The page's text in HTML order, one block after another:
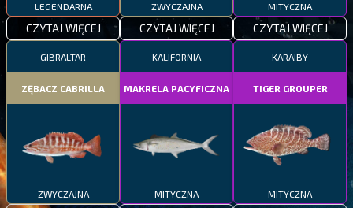
LEGENDARNA
CZYTAJ WIĘCEJ
ZWYCZAJNA
CZYTAJ WIĘCEJ
MITYCZNA
CZYTAJ WIĘCEJ
GIBRALTAR
ZĘBACZ CABRILLA
ZWYCZAJNA
KALIFORNIA
MAKRELA PACYFICZNA
MITYCZNA
KARAIBY
TIGER GROUPER
MITYCZNA